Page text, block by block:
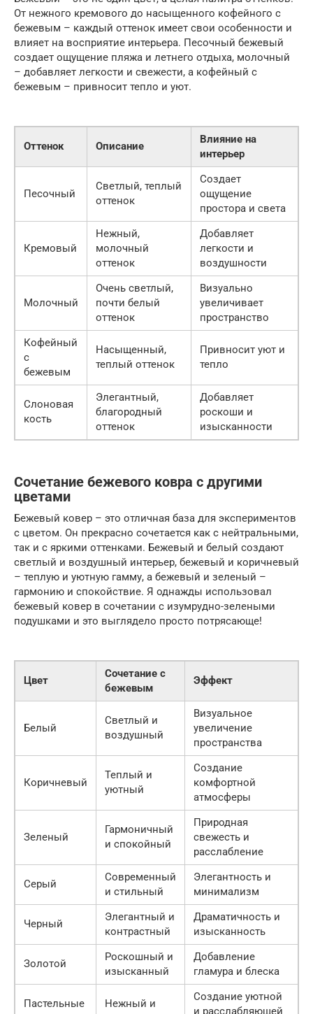
От нежного кремового до насыщенного кофейного с
бежевым – каждый оттенок имеет свои особенности и
влияет на восприятие интерьера. Песочный бежевый
создает ощущение пляжа и летнего отдыха, молочный
– добавляет легкости и свежести, а кофейный с
бежевым – привносит тепло и уют.
Оттенок Описание
Влияние на
интерьер
Песочный
Светлый, теплый
оттенок
Создает
ощущение
простора и света
Кремовый
Нежный,
молочный
оттенок
Добавляет
легкости и
воздушности
Молочный
Очень светлый,
почти белый
оттенок
Визуально
увеличивает
пространство
Кофейный
с
бежевым
Насыщенный,
теплый оттенок
Привносит уют и
тепло
Слоновая
кость
Элегантный,
благородный
оттенок
Добавляет
роскоши и
изысканности
Сочетание бежевого ковра с другими
цветами
Бежевый ковер – это отличная база для экспериментов
с цветом. Он прекрасно сочетается как с нейтральными,
так и с яркими оттенками. Бежевый и белый создают
светлый и воздушный интерьер, бежевый и коричневый
– теплую и уютную гамму, а бежевый и зеленый –
гармонию и спокойствие. Я однажды использовал
бежевый ковер в сочетании с изумрудно-зелеными
подушками и это выглядело просто потрясающе!
Цвет
Сочетание с
бежевым
Эффект
Белый
Светлый и
воздушный
Визуальное
увеличение
пространства
Коричневый
Теплый и
уютный
Создание
комфортной
атмосферы
Зеленый
Гармоничный
и спокойный
Природная
свежесть и
расслабление
Серый
Современный
и стильный
Элегантность и
минимализм
Черный
Элегантный и
контрастный
Драматичность и
изысканность
Золотой
Роскошный и
изысканный
Добавление
гламура и блеска
Пастельные
Нежный и
Создание уютной
и расслабляющей